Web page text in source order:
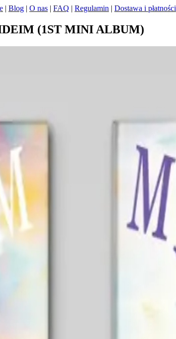
| Blog | O nas | FAQ | Regulamin | Dostawa i płatności
(1ST MINI ALBUM)